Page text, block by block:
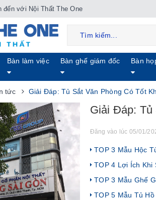
đến với Nội Thất The One
Bàn làm việc Bàn ghế giám đốc Bàn
tức Giải Đáp: Tủ Sắt Văn Phòng Có Tốt
Giải Đáp: Tủ
Đăng vào lúc 05/01/
TOP 3 Mẫu Hộc
TOP 4 Lợi Ích Khi
TOP 3 Mẫu Ghế
TOP 5 Mẫu Tủ